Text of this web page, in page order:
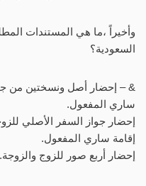
وأخيراً ،ما هي المستندات
السعودية؟
& – إحضار أصل ونسختين من
ساري المفعول.
إحضار جواز السفر الأصلي
إقامة ساري المفعول.
إحضار أربع صور للزوج والزوجة.